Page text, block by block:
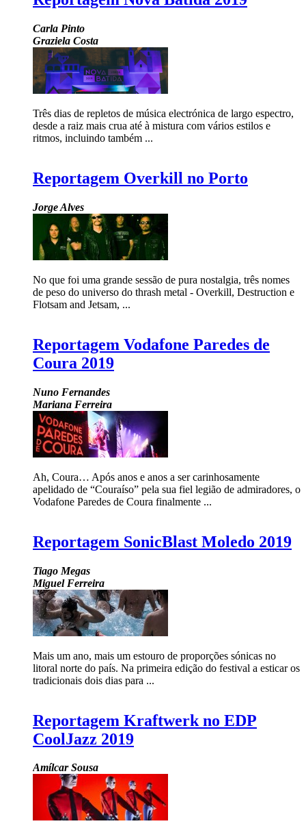
Carla Pinto
Graziela Costa
Três dias de repletos de música electrónica de largo espectro,
desde a raiz mais crua até à mistura com vários estilos e
ritmos, incluindo também ...
Reportagem Overkill no Porto
Jorge Alves
No que foi uma grande sessão de pura nostalgia, três nomes
de peso do universo do thrash metal - Overkill, Destruction e
Flotsam and Jetsam, ...
Reportagem Vodafone Paredes de
Coura 2019
Nuno Fernandes
Mariana Ferreira
Ah, Coura… Após anos e anos a ser carinhosamente
apelidado de “Couraíso” pela sua fiel legião de admiradores, o
Vodafone Paredes de Coura finalmente ...
Reportagem SonicBlast Moledo 2019
Tiago Megas
Miguel Ferreira
Mais um ano, mais um estouro de proporções sónicas no
litoral norte do país. Na primeira edição do festival a esticar os
tradicionais dois dias para ...
Reportagem Kraftwerk no EDP
CoolJazz 2019
Amílcar Sousa